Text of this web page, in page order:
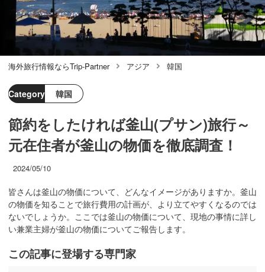
海外旅行情報ならTrip-Partner アジア 韓国
Category 韓国
節約をしたければ釜山(プサン)旅行～
元在住者が釜山の物価を徹底調査！
2024/05/10
皆さんは釜山の物価について、どんなイメージがありますか。釜山
の物価を知ることで旅行費用の計画が、より立てやすくなるのでは
ないでしょうか。ここでは釜山の物価について、現地の事情に詳し
い兼業主婦が釜山の物価についてご報告します。
この記事に登場する専門家